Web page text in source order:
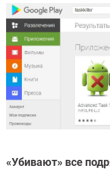
«Убивают» все